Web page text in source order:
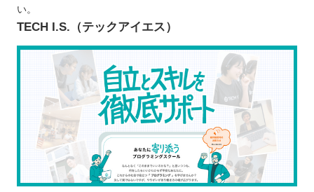
い。
TECH I.S.（テックアイエス）